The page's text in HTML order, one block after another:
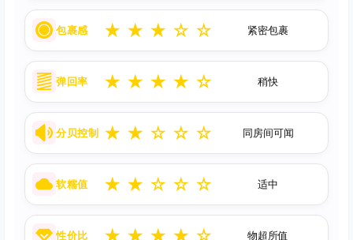
包裹感 ★ ★ ★ ☆ ☆ 紧密包裹
弹回率 ★ ★ ★ ★ ☆ 稍快
分贝控制 ★ ★ ☆ ☆ ☆ 同房间可闻
软糯值 ★ ★ ☆ ☆ ☆ 适中
性价比 ★ ★ ★ ★ ☆ 物超所值